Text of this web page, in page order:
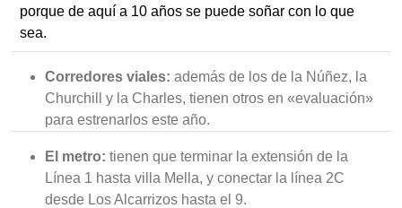
porque de aquí a 10 años se puede soñar con lo que
sea.
Corredores viales: además de los de la Núñez, la
Churchill y la Charles, tienen otros en «evaluación»
para estrenarlos este año.
El metro: tienen que terminar la extensión de la
Línea 1 hasta villa Mella, y conectar la línea 2C
desde Los Alcarrizos hasta el 9.